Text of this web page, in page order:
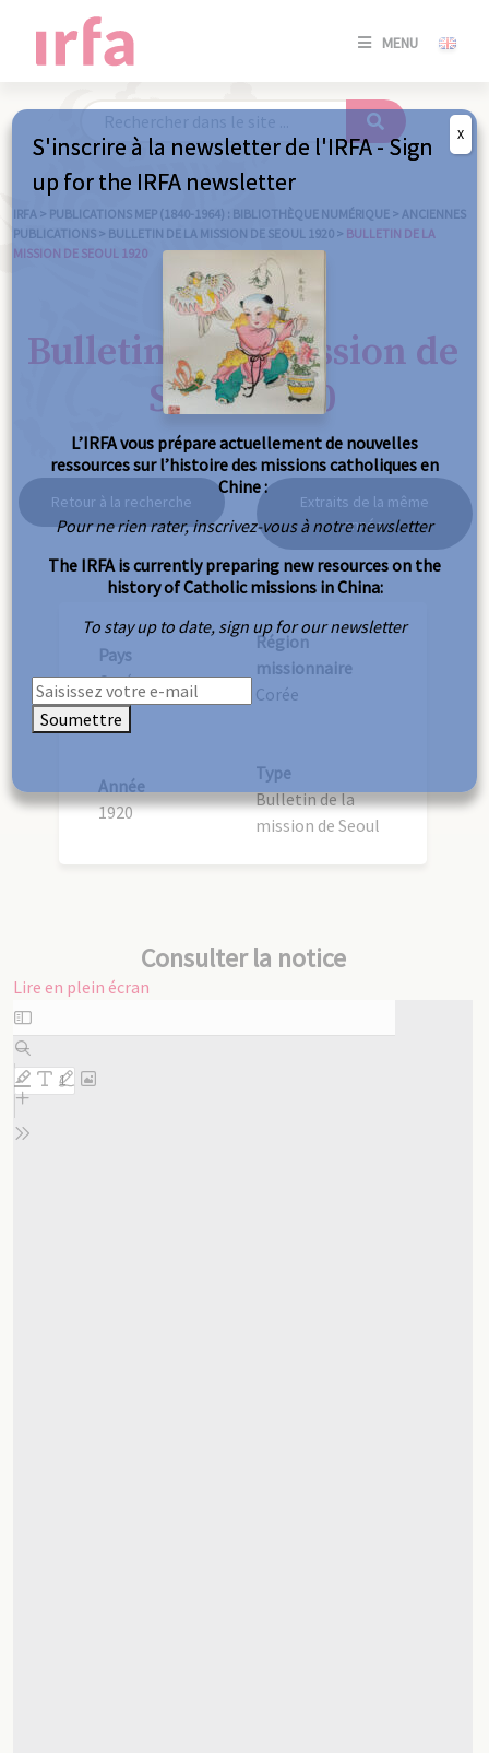
MENU
SE
/
IRFA > PUBLICATIONS MEP (1840-1964) : BIBLIOTHÈQUE NUMÉRIQUE > ANCIENNES
PUBLICATIONS > BULLETIN DE LA MISSION DE SEOUL 1920 > BULLETIN DE LA
MISSION DE SEOUL 1920
Bulletin de la mission de
Seoul 1920
Retour à la recherche
Extraits de la même
année
Pays
Corée
Région
missionnaire
Corée
Année
1920
Type
Bulletin de la
mission de Seoul
Consulter la notice
Lire en plein écran
Aller
au
contenu
PDF
S'inscrire à la newsletter de l'IRFA - Sign
up for the IRFA newsletter
L’IRFA vous prépare actuellement de nouvelles
ressources sur l’histoire des missions catholiques en
Chine :
Pour ne rien rater, inscrivez-vous à notre newsletter
The IRFA is currently preparing new resources on the
history of Catholic missions in China:
To stay up to date, sign up for our newsletter
Soumettre
X